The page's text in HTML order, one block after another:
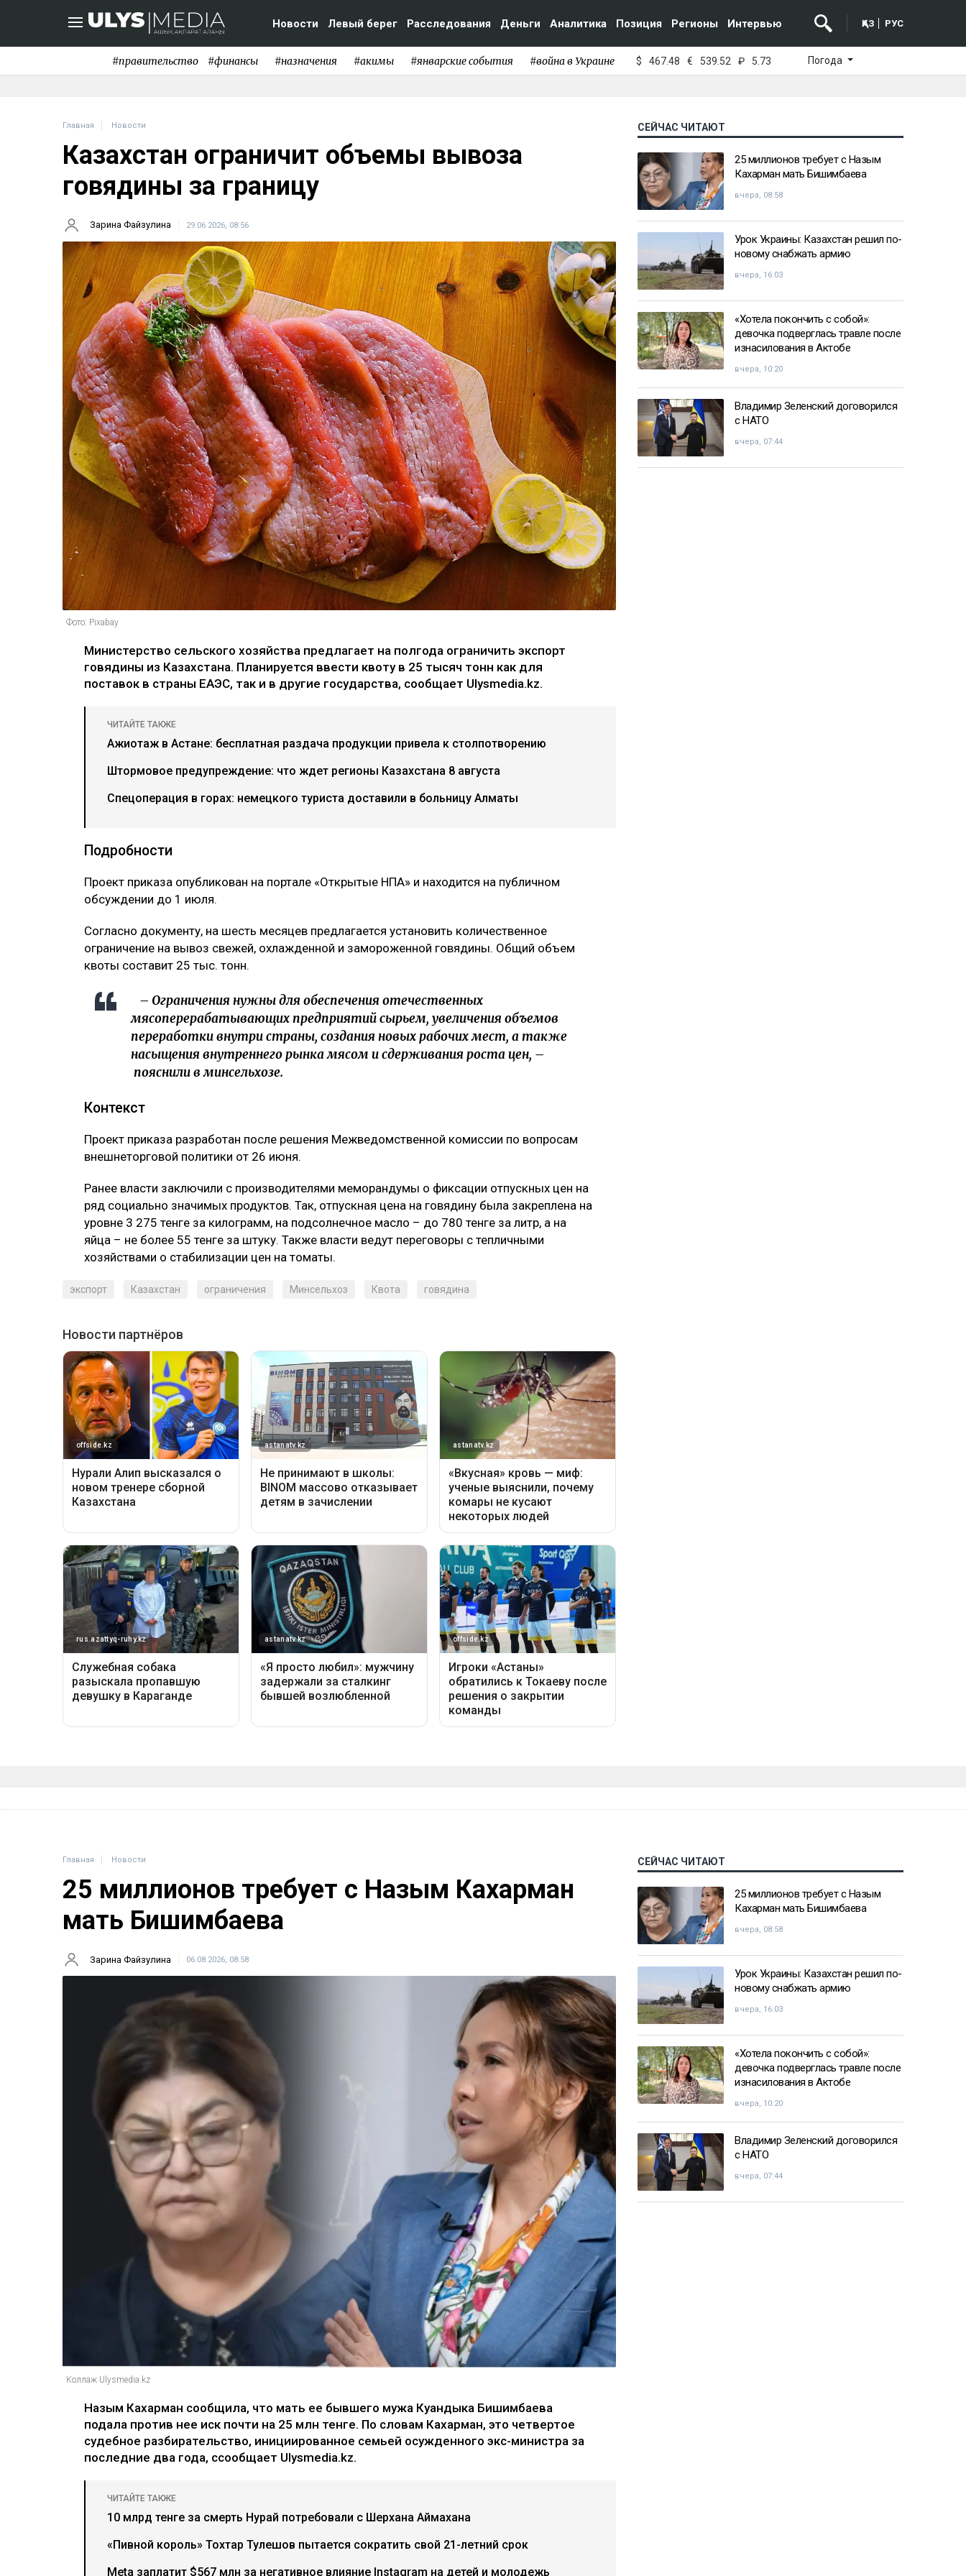
Новости Левый берег Расследования Деньги Аналитика Позиция Регионы Интервью ҚАЗ РУС
#правительство #финансы #назначения #акимы #январские события #война в Украине $ 467.48 € 539.52 ₽ 5.73 Погода
Главная Новости
Казахстан ограничит объемы вывоза
говядины за границу
Зарина Файзулина 29.06.2026, 08:56
Фото: Pixabay
Министерство сельского хозяйства предлагает на полгода ограничить экспорт
говядины из Казахстана. Планируется ввести квоту в 25 тысяч тонн как для
поставок в страны ЕАЭС, так и в другие государства, сообщает Ulysmedia.kz.
ЧИТАЙТЕ ТАКЖЕ
Ажиотаж в Астане: бесплатная раздача продукции привела к столпотворению
Штормовое предупреждение: что ждет регионы Казахстана 8 августа
Спецоперация в горах: немецкого туриста доставили в больницу Алматы
Подробности
Проект приказа опубликован на портале «Открытые НПА» и находится на публичном
обсуждении до 1 июля.
Согласно документу, на шесть месяцев предлагается установить количественное
ограничение на вывоз свежей, охлажденной и замороженной говядины. Общий объем
квоты составит 25 тыс. тонн.
– Ограничения нужны для обеспечения отечественных
мясоперерабатывающих предприятий сырьем, увеличения объемов
переработки внутри страны, создания новых рабочих мест, а также
насыщения внутреннего рынка мясом и сдерживания роста цен, –
пояснили в минсельхозе.
Контекст
Проект приказа разработан после решения Межведомственной комиссии по вопросам
внешнеторговой политики от 26 июня.
Ранее власти заключили с производителями меморандумы о фиксации отпускных цен на
ряд социально значимых продуктов. Так, отпускная цена на говядину была закреплена на
уровне 3 275 тенге за килограмм, на подсолнечное масло – до 780 тенге за литр, а на
яйца – не более 55 тенге за штуку. Также власти ведут переговоры с тепличными
хозяйствами о стабилизации цен на томаты.
экспорт Казахстан ограничения Минсельхоз Квота говядина
СЕЙЧАС ЧИТАЮТ
25 миллионов требует с Назым
Кахарман мать Бишимбаева
вчера, 08:58
Урок Украины: Казахстан решил по-
новому снабжать армию
вчера, 16:03
«Хотела покончить с собой»:
девочка подверглась травле после
изнасилования в Актобе
вчера, 10:20
Владимир Зеленский договорился
с НАТО
вчера, 07:44
Главная Новости
25 миллионов требует с Назым Кахарман
мать Бишимбаева
Зарина Файзулина 06.08.2026, 08:58
Коллаж Ulysmedia.kz
Назым Кахарман сообщила, что мать ее бывшего мужа Куандыка Бишимбаева
подала против нее иск почти на 25 млн тенге. По словам Кахарман, это четвертое
судебное разбирательство, инициированное семьей осужденного экс-министра за
последние два года, ссообщает Ulysmedia.kz.
ЧИТАЙТЕ ТАКЖЕ
10 млрд тенге за смерть Нурай потребовали с Шерхана Аймахана
«Пивной король» Тохтар Тулешов пытается сократить свой 21-летний срок
Meta заплатит $567 млн за негативное влияние Instagram на детей и молодежь
СЕЙЧАС ЧИТАЮТ
25 миллионов требует с Назым
Кахарман мать Бишимбаева
вчера, 08:58
Урок Украины: Казахстан решил по-
новому снабжать армию
вчера, 16:03
«Хотела покончить с собой»:
девочка подверглась травле после
изнасилования в Актобе
вчера, 10:20
Владимир Зеленский договорился
с НАТО
вчера, 07:44